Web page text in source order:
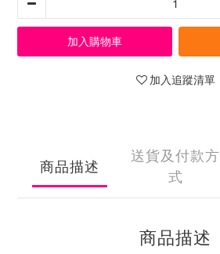
加入購物車
加入追蹤清單
商品描述
送貨及付款方
式
商品描述